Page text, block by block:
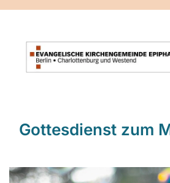
Gottesdienst zum